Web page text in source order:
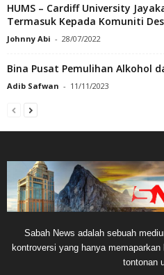
HUMS – Cardiff University
Termasuk Kepada Komuniti
Johnny Abi - 28/07/2022
Bina Pusat Pemulihan Alkohol
Adib Safwan - 11/11/2023
Sabah News adalah sebuah
kontroversi yang hanya
tontonan